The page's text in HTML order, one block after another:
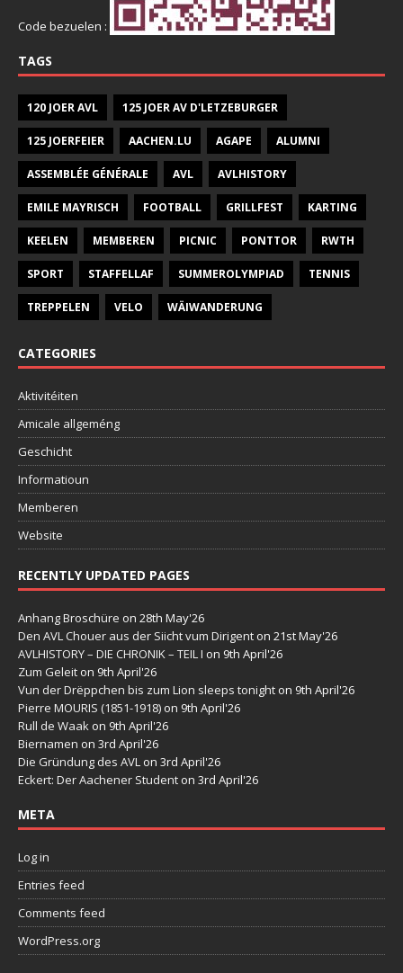
Code bezuelen :
TAGS
120 JOER AVL 125 JOER AV D'LETZEBURGER
125 JOERFEIER AACHEN.LU AGAPE ALUMNI
ASSEMBLÉE GÉNÉRALE AVL AVLHISTORY
EMILE MAYRISCH FOOTBALL GRILLFEST KARTING
KEELEN MEMBEREN PICNIC PONTTOR RWTH
SPORT STAFFELLAF SUMMEROLYMPIAD TENNIS
TREPPELEN VELO WÄIWANDERUNG
CATEGORIES
Aktivitéiten
Amicale allgeméng
Geschicht
Informatioun
Memberen
Website
RECENTLY UPDATED PAGES
Anhang Broschüre on 28th May'26
Den AVL Chouer aus der Siicht vum Dirigent on 21st May'26
AVLHISTORY – DIE CHRONIK – TEIL I on 9th April'26
Zum Geleit on 9th April'26
Vun der Drëppchen bis zum Lion sleeps tonight on 9th April'26
Pierre MOURIS (1851-1918) on 9th April'26
Rull de Waak on 9th April'26
Biernamen on 3rd April'26
Die Gründung des AVL on 3rd April'26
Eckert: Der Aachener Student on 3rd April'26
META
Log in
Entries feed
Comments feed
WordPress.org